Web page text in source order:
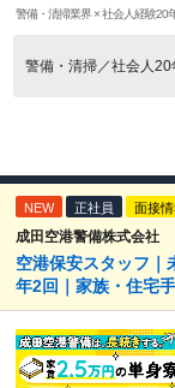
警備・清掃業界 × 社会人経験20
警備・清掃／社会人20
NEW 正社員 面接
成田空港警備株式会社
空港保安スタッフ｜
年2回｜家族・住宅